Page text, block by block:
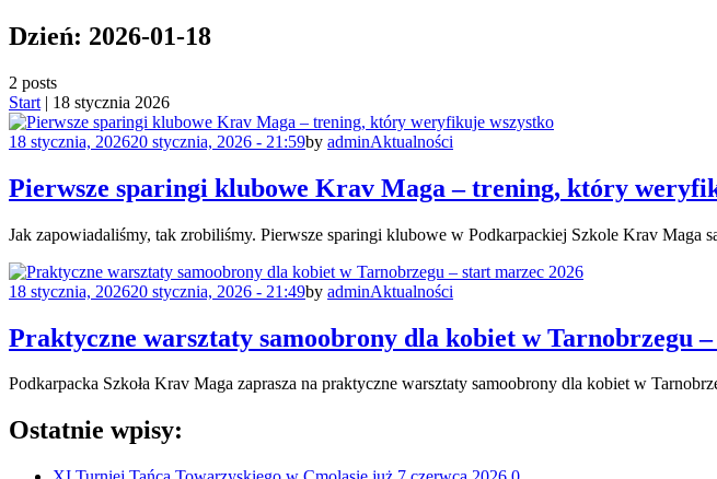
Skip
to
Dzień: 2026-01-18
2 posts
Start | 18 stycznia 2026
Posted
18 stycznia, 202620 stycznia, 2026 - 21:59Author
by adminCategories
Aktualności
Pierwsze sparingi klubowe Krav Maga – trening, który
Jak zapowiadaliśmy, tak zrobiliśmy. Pierwsze sparingi klubowe w Podkarpackiej Szkole Krav Maga
Posted
18 stycznia, 202620 stycznia, 2026 - 21:49Author
by adminCategories
Aktualności
Praktyczne warsztaty samoobrony dla kobiet w Tarnobrzegu
Podkarpacka Szkoła Krav Maga zaprasza na praktyczne warsztaty samoobrony dla kobiet w
Ostatnie wpisy: